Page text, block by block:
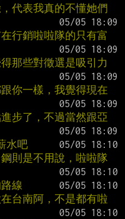
代表我真的不懂她們
行銷啦啦隊的只有富
那些對徵選是吸引力
你一樣，我覺得現在
步了，不過當然跟亞
水吧
則是不用說，啦啦隊
線
台南阿，不是都有啦